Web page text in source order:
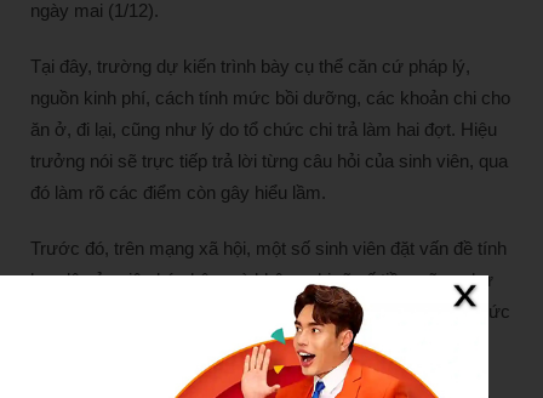
ngày mai (1/12).
Tại đây, trường dự kiến trình bày cụ thể căn cứ pháp lý,
nguồn kinh phí, cách tính mức bồi dưỡng, các khoản chi cho
ăn ở, đi lại, cũng như lý do tổ chức chi trả làm hai đợt. Hiệu
trưởng nói sẽ trực tiếp trả lời từng câu hỏi của sinh viên, qua
đó làm rõ các điểm còn gây hiểu lầm.
Trước đó, trên mạng xã hội, một số sinh viên đặt vấn đề tính
hợp lệ của việc ký nhận mà không ghi rõ số tiền, cũng như
thắc mắc vì sao cùng phục vụ chương trình A80 nhưng mức
chi giữa các đơn vị lại vênh nhau đáng kể.